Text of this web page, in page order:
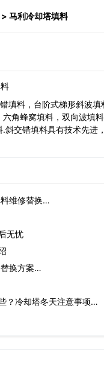
马利冷却塔填料
填料，台阶式梯形斜波
六角蜂窝填料，双向波填
.斜交错填料具有技术先进
维修替换…
无忧
换方案…
？冷却塔冬天注意事项…